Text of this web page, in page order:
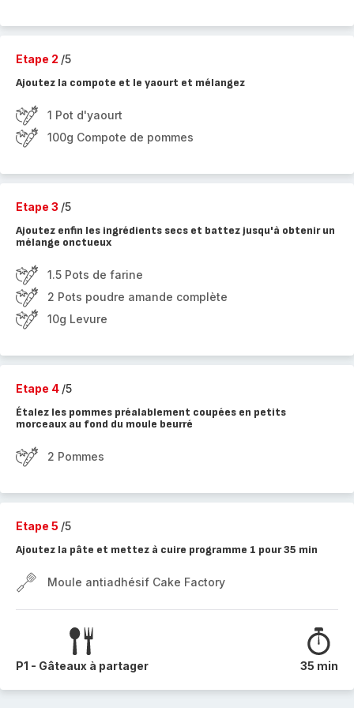
Etape 2 /5
Ajoutez la compote et le yaourt et mélangez
1 Pot d'yaourt
100g Compote de pommes
Etape 3 /5
Ajoutez enfin les ingrédients secs et battez jusqu'à obtenir un
mélange onctueux
1.5 Pots de farine
2 Pots poudre amande complète
10g Levure
Etape 4 /5
Étalez les pommes préalablement coupées en petits
morceaux au fond du moule beurré
2 Pommes
Etape 5 /5
Ajoutez la pâte et mettez à cuire programme 1 pour 35 min
Moule antiadhésif Cake Factory
P1 - Gâteaux à partager 35 min